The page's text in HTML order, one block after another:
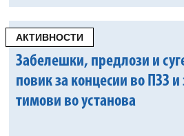
АКТИВНОСТИ
Забелешки, предлози и
повик за концесии во ПЗЗ и
тимови во установа